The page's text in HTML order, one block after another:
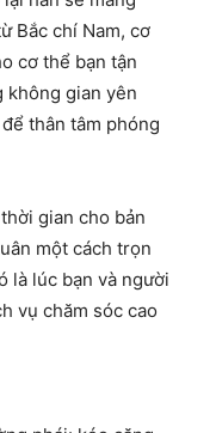
Bắc chí Nam, cơ
cơ thể bạn tận
không gian yên
thân tâm phóng
gian cho bản
một cách trọn
là lúc bạn và người
vụ chăm sóc cao